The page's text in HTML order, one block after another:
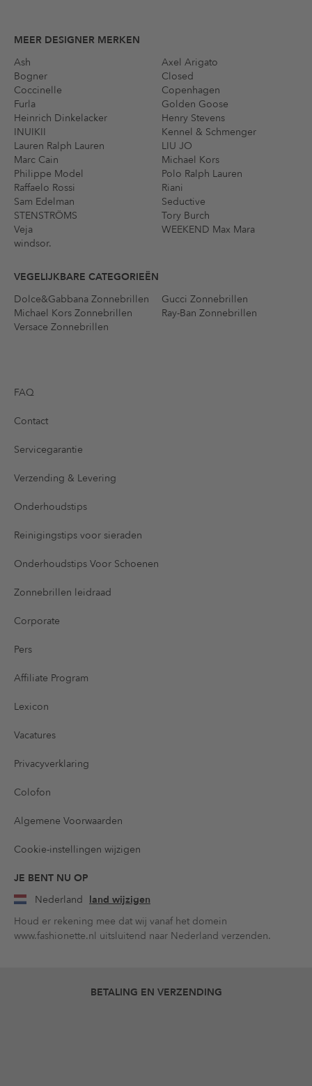
MEER DESIGNER MERKEN
Ash
Axel Arigato
Bogner
Closed
Coccinelle
Copenhagen
Furla
Golden Goose
Heinrich Dinkelacker
Henry Stevens
INUIKII
Kennel & Schmenger
Lauren Ralph Lauren
LIU JO
Marc Cain
Michael Kors
Philippe Model
Polo Ralph Lauren
Raffaelo Rossi
Riani
Sam Edelman
Seductive
STENSTRÖMS
Tory Burch
Veja
WEEKEND Max Mara
windsor.
VEGELIJKBARE CATEGORIEËN
Dolce&Gabbana Zonnebrillen
Gucci Zonnebrillen
Michael Kors Zonnebrillen
Ray-Ban Zonnebrillen
Versace Zonnebrillen
FAQ
Contact
Servicegarantie
Verzending & Levering
Onderhoudstips
Reinigingstips voor sieraden
Onderhoudstips Voor Schoenen
Zonnebrillen leidraad
Corporate
Pers
Affiliate Program
Lexicon
Vacatures
Privacyverklaring
Colofon
Algemene Voorwaarden
Cookie-instellingen wijzigen
JE BENT NU OP
Nederland land wijzigen
Houd er rekening mee dat wij vanaf het domein
www.fashionette.nl uitsluitend naar Nederland verzenden.
BETALING EN VERZENDING